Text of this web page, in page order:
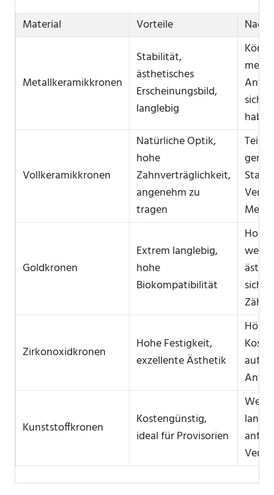
Material Vorteile
Metallkeramikkronen
Stabilität,
ästhetisches
Erscheinungsbild,
langlebig
haben
Vollkeramikkronen
Natürliche Optik,
hohe
Zahnverträglichkeit,
angenehm zu
tragen
Metall
Goldkronen
Extrem langlebig,
hohe
Biokompatibilität
Hohe
Zähne
Zirkonoxidkronen
Hohe Festigkeit,
exzellente Ästhetik
Kunststoffkronen
Kostengünstig,
ideal für Provisorien